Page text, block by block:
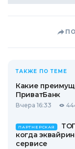
ТАКЖЕ ПО ТЕМЕ
Какие
ПриватБанк
Вчера 16:33
ПАРТНЕРСКАЯ
когда
сервисе